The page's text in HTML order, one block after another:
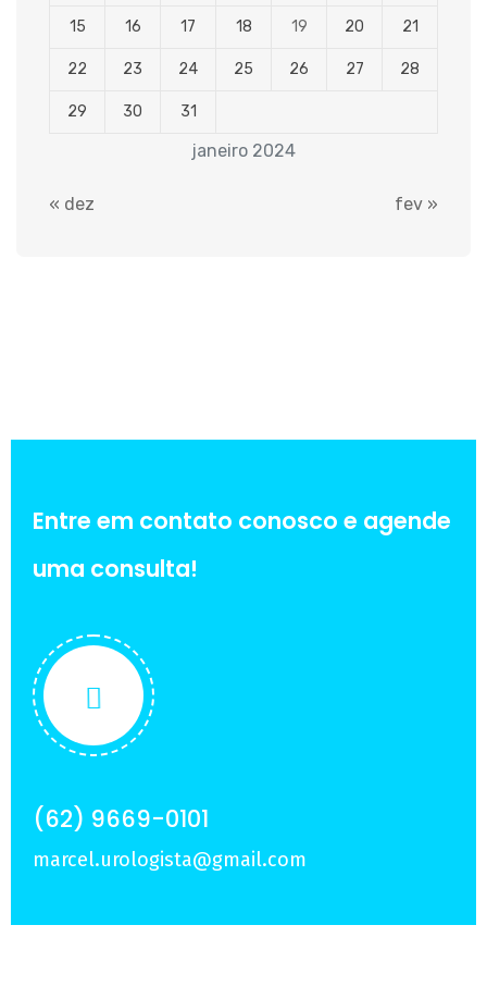
janeiro 2024
15 16 17 18 19 20 21
22 23 24 25 26 27 28
29 30 31
« dez fev »
Entre em contato conosco e agende
uma consulta!
(62) 9669-0101
marcel.urologista@gmail.com